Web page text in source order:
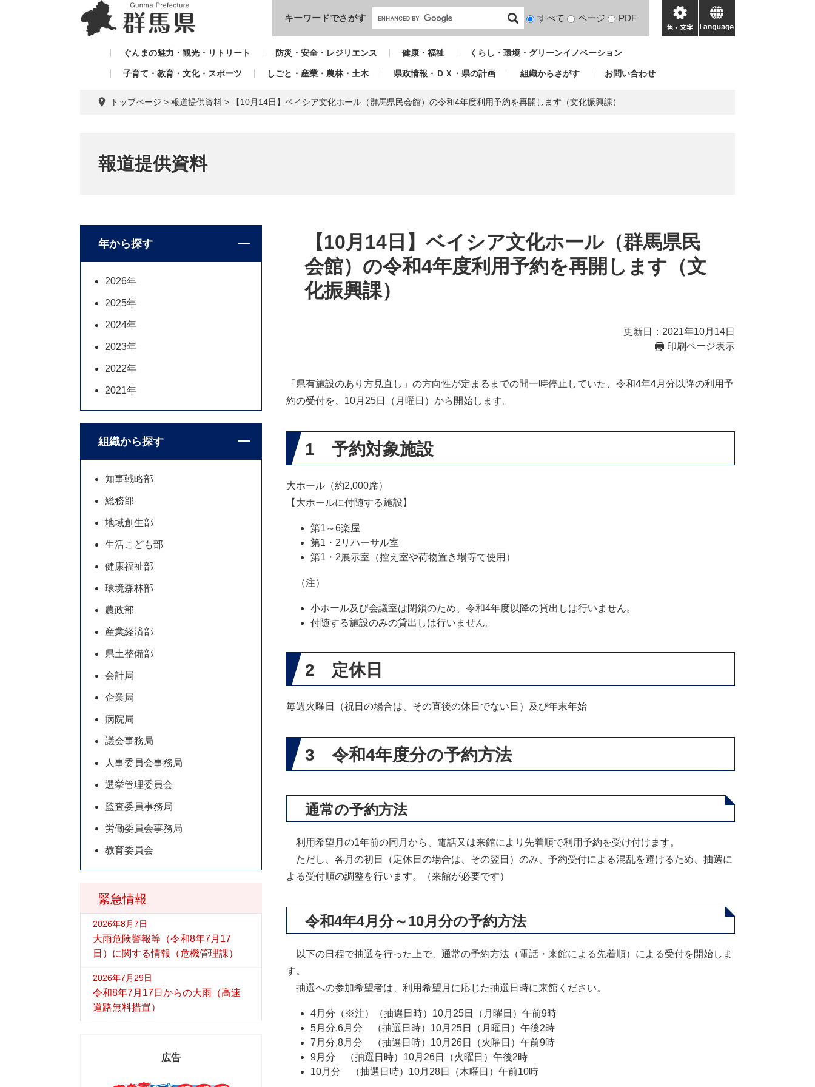
本文へ
キーワードでさがす
検
対
すべて ページ PDF
色・
文
language
ぐんまの魅力・観光・リトリート 防災・安全・レジリエンス 健康・福祉 くらし・環境・グリーンイノベーション
子育て・教育・文化・スポーツ しごと・産業・農林・土木 県政情報・ＤＸ・県の計画 組織からさがす お問い合わせ
トップページ > 報道提供資料 > 【10月14日】ベイシア文化ホール（群馬県民会館）の令和4年度利用予約を再開します（文化振興課）
報道提供資料
【10月14日】ベイシア文化ホール（群馬県民
会館）の令和4年度利用予約を再開します（文
化振興課）
更新日：2021年10月14日
印刷ページ表示
「県有施設のあり方見直し」の方向性が定まるまでの間一時停止していた、令和4年4月分以降の利用予
約の受付を、10月25日（月曜日）から開始します。
1 予約対象施設
大ホール（約2,000席）
【大ホールに付随する施設】
第1～6楽屋
第1・2リハーサル室
第1・2展示室（控え室や荷物置き場等で使用）
（注）
小ホール及び会議室は閉鎖のため、令和4年度以降の貸出しは行いません。
付随する施設のみの貸出しは行いません。
2 定休日
毎週火曜日（祝日の場合は、その直後の休日でない日）及び年末年始
3 令和4年度分の予約方法
通常の予約方法
利用希望月の1年前の同月から、電話又は来館により先着順で利用予約を受け付けます。
ただし、各月の初日（定休日の場合は、その翌日）のみ、予約受付による混乱を避けるため、抽選に
よる受付順の調整を行います。（来館が必要です）
令和4年4月分～10月分の予約方法
以下の日程で抽選を行った上で、通常の予約方法（電話・来館による先着順）による受付を開始しま
す。
抽選への参加希望者は、利用希望月に応じた抽選日時に来館ください。
4月分（※注）（抽選日時）10月25日（月曜日）午前9時
5月分,6月分 （抽選日時）10月25日（月曜日）午後2時
7月分,8月分 （抽選日時）10月26日（火曜日）午前9時
9月分 （抽選日時）10月26日（火曜日）午後2時
10月分 （抽選日時）10月28日（木曜日）午前10時
緊急情報
2026年8月7日
大雨危険警報等（令和8年7月17
日）に関する情報（危機管理課）
2026年7月29日
令和8年7月17日からの大雨（高速
道路無料措置）
年から探す
2026年
2025年
2024年
2023年
2022年
2021年
組織から探す
知事戦略部
総務部
地域創生部
生活こども部
健康福祉部
環境森林部
農政部
産業経済部
県土整備部
会計局
企業局
病院局
議会事務局
人事委員会事務局
選挙管理委員会
監査委員事務局
労働委員会事務局
教育委員会
広告